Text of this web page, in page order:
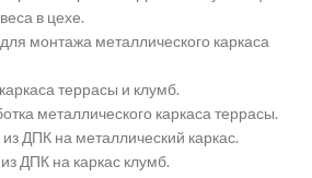
в цехе.
монтажа металлического каркаса
террасы и клумб.
металлического каркаса террасы.
ДПК на металлический каркас.
из ДПК на каркас клумб.